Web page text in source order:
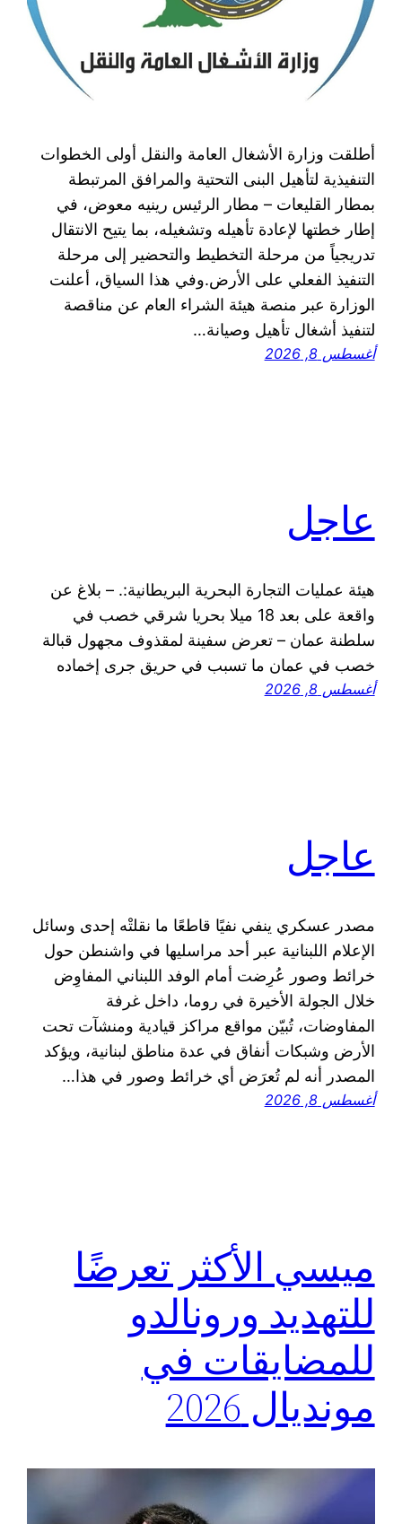
أطلقت وزارة الأشغال العامة والنقل أولى الخطوات
التنفيذية لتأهيل البنى التحتية والمرافق المرتبطة
بمطار القليعات – مطار الرئيس رينيه معوض، في
إطار خطتها لإعادة تأهيله وتشغيله، بما يتيح الانتقال
تدريجياً من مرحلة التخطيط والتحضير إلى مرحلة
التنفيذ الفعلي على الأرض.وفي هذا السياق، أعلنت
الوزارة عبر منصة هيئة الشراء العام عن مناقصة
لتنفيذ أشغال تأهيل وصيانة…
أغسطس 8, 2026
عاجل
هيئة عمليات التجارة البحرية البريطانية:. – بلاغ عن
واقعة على بعد 18 ميلا بحريا شرقي خصب في
سلطنة عمان – تعرض سفينة لمقذوف مجهول قبالة
خصب في عمان ما تسبب في حريق جرى إخماده
أغسطس 8, 2026
عاجل
مصدر عسكري ينفي نفيًا قاطعًا ما نقلتْه إحدى وسائل
الإعلام اللبنانية عبر أحد مراسليها في واشنطن حول
خرائط وصور عُرِضت أمام الوفد اللبناني المفاوِض
خلال الجولة الأخيرة في روما، داخل غرفة
المفاوضات، تُبيّن مواقع مراكز قيادية ومنشآت تحت
الأرض وشبكات أنفاق في عدة مناطق لبنانية، ويؤكد
المصدر أنه لم تُعرَض أي خرائط وصور في هذا…
أغسطس 8, 2026
ميسي الأكثر تعرضًا
للتهديد ورونالدو
للمضايقات في
مونديال 2026